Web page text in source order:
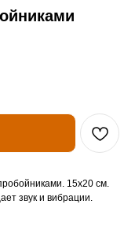
15х20 см.
звук и вибрации.